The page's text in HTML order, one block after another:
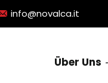
info@novalca.it
Über Uns